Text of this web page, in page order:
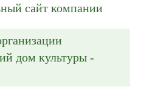
сайт компании
дом культуры -